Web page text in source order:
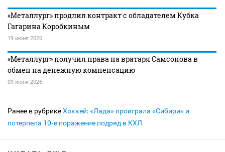
«Металлург» продлил контракт с обладателем Кубка
Гагарина Коробкиным
19 июня 2026
«Металлург» получил права на вратаря Самсонова в
обмен на денежную компенсацию
09 июня 2026
Ранее в рубрикеХоккей:«Лада» проиграла «Сибири» и
потерпела 10‑е поражение подряд в КХЛ